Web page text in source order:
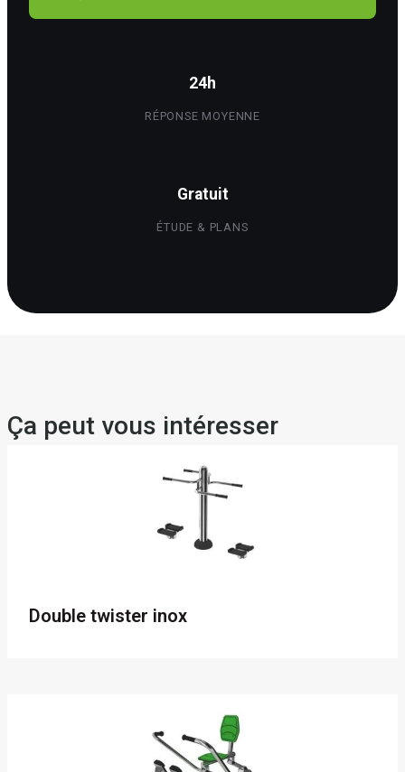
24h
RÉPONSE MOYENNE
Gratuit
ÉTUDE & PLANS
Ça peut vous intéresser
Double twister inox